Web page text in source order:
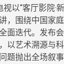
以“客厅影院·
，围绕中国家
面迭代。发布
以艺术溯源与
题抛出全场叙